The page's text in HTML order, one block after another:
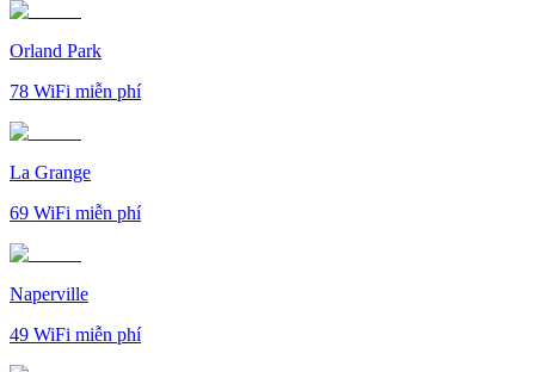
Orland Park
78 WiFi miễn phí
La Grange
69 WiFi miễn phí
Naperville
49 WiFi miễn phí